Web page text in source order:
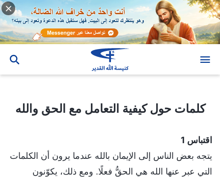
كلمات حول كيفية التعامل مع الحق والله
كلمات حول كيفية التعامل مع الحق والله
اقتباس 1
يتجه بعض الناس إلى الإيمان بالله عندما يرون أن الكلمات
التي عبر عنها الله هي الحقُّ فعلًا. ومع ذلك، يكوّنون